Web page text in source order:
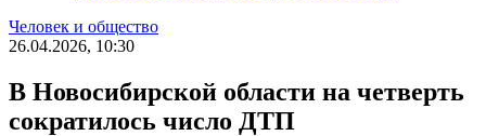
Человек и общество
26.04.2026, 10:30
В Новосибирской области на четверть
сократилось число ДТП